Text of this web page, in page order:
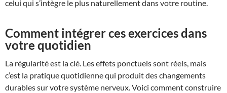
celui qui s’intègre le plus naturellement dans votre routine.
Comment intégrer ces exercices dans
votre quotidien
La régularité est la clé. Les effets ponctuels sont réels, mais
c’est la pratique quotidienne qui produit des changements
durables sur votre système nerveux. Voici comment construire